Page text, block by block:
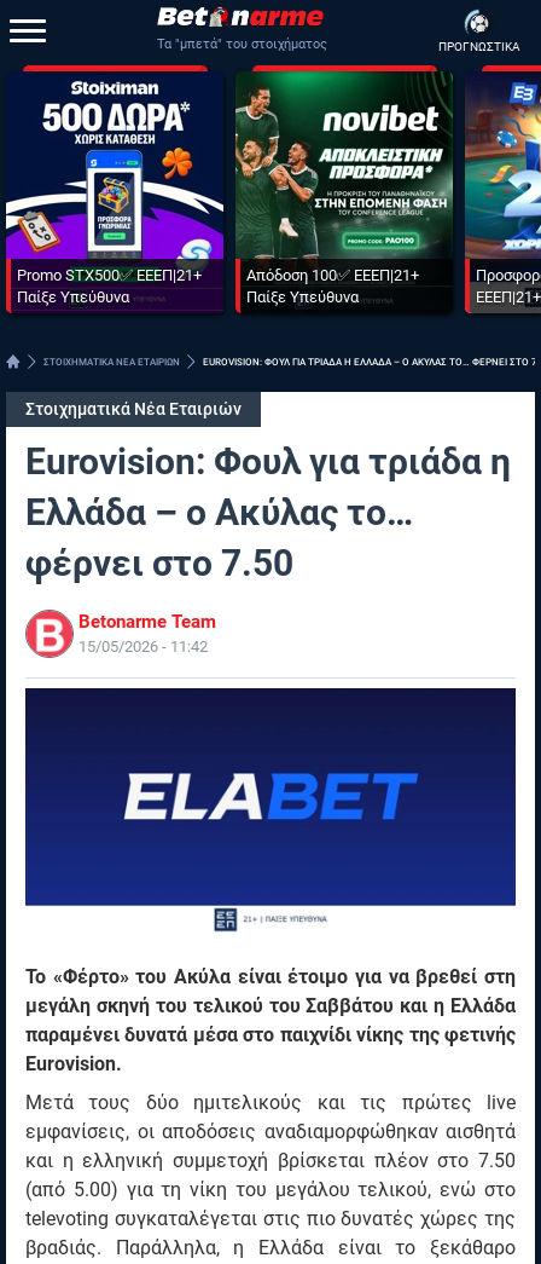
Τα "μπετά" του στοιχήματος ΠΡΟΓΝΩΣΤΙΚΑ
Promo STX500✅ ΕΕΕΠ|21+
Παίξε Υπεύθυνα
Απόδοση 100✅ ΕΕΕΠ|21+
Παίξε Υπεύθυνα
ΣΤΟΙΧΗΜΑΤΙΚΑ ΝΕΑ ΕΤΑΙΡΙΩΝ EUROVISION: ΦΟΥΛ ΓΙΑ ΤΡΙΑΔΑ Η ΕΛΛΑΔΑ – O ΑΚΥΛΑΣ ΤΟ… ΦΕΡΝΕΙ ΣΤΟ
Στοιχηματικά Νέα Εταιριών
Eurovision: Φουλ για τριάδα η
Ελλάδα – o Ακύλας το…
φέρνει στο 7.50
Betonarme Team
15/05/2026 - 11:42
Το «Φέρτο» του Ακύλα είναι έτοιμο για να βρεθεί στη
μεγάλη σκηνή του τελικού του Σαββάτου και η Ελλάδα
παραμένει δυνατά μέσα στο παιχνίδι νίκης της φετινής
Eurovision.
Μετά τους δύο ημιτελικούς και τις πρώτες live
εμφανίσεις, οι αποδόσεις αναδιαμορφώθηκαν αισθητά
και η ελληνική συμμετοχή βρίσκεται πλέον στο 7.50
(από 5.00) για τη νίκη του μεγάλου τελικού, ενώ στο
televoting συγκαταλέγεται στις πιο δυνατές χώρες της
βραδιάς. Παράλληλα, η Ελλάδα είναι το ξεκάθαρο